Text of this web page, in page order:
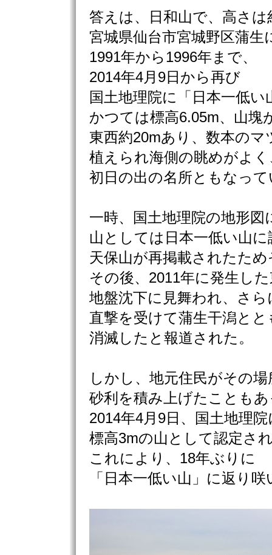
答えは、日和山で、高さは
宮城県仙台市宮城野区蒲生
1991年から1996年まで、
2014年4月9日から再び
国土地理院に「日本一低
かつては標高6.05m、山塊
東西約20mあり、数本のマ
植えられ海側の眺めがよく
初日の出の名所ともなっ
一時、国土地理院の地形図
山としては日本一低い山
天保山が再掲載されたた
その後、2011年に発生し
地盤沈下に見舞われ、さら
直撃を受けて蒲生干潟とと
消滅したと報道された。
しかし、地元住民がその場
砂利を積み上げたことも
2014年4月9日、国土地理
標高3mの山として認定さ
これにより、18年ぶりに
「日本一低い山」に返り